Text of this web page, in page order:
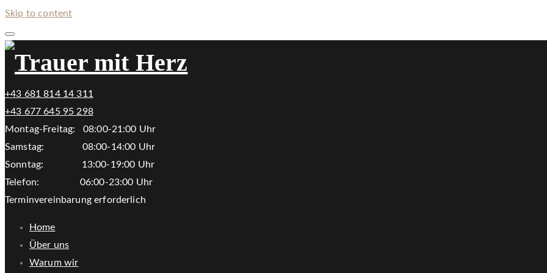
Skip to content
+43 681 814 14 311
+43 677 645 95 298
Montag-Freitag: 08:00-21:00 Uhr
Samstag: 08:00-14:00 Uhr
Sonntag: 13:00-19:00 Uhr
Telefon: 06:00-23:00 Uhr
Terminvereinbarung erforderlich
Home
Über uns
Warum wir